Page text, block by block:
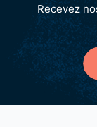
Recevez